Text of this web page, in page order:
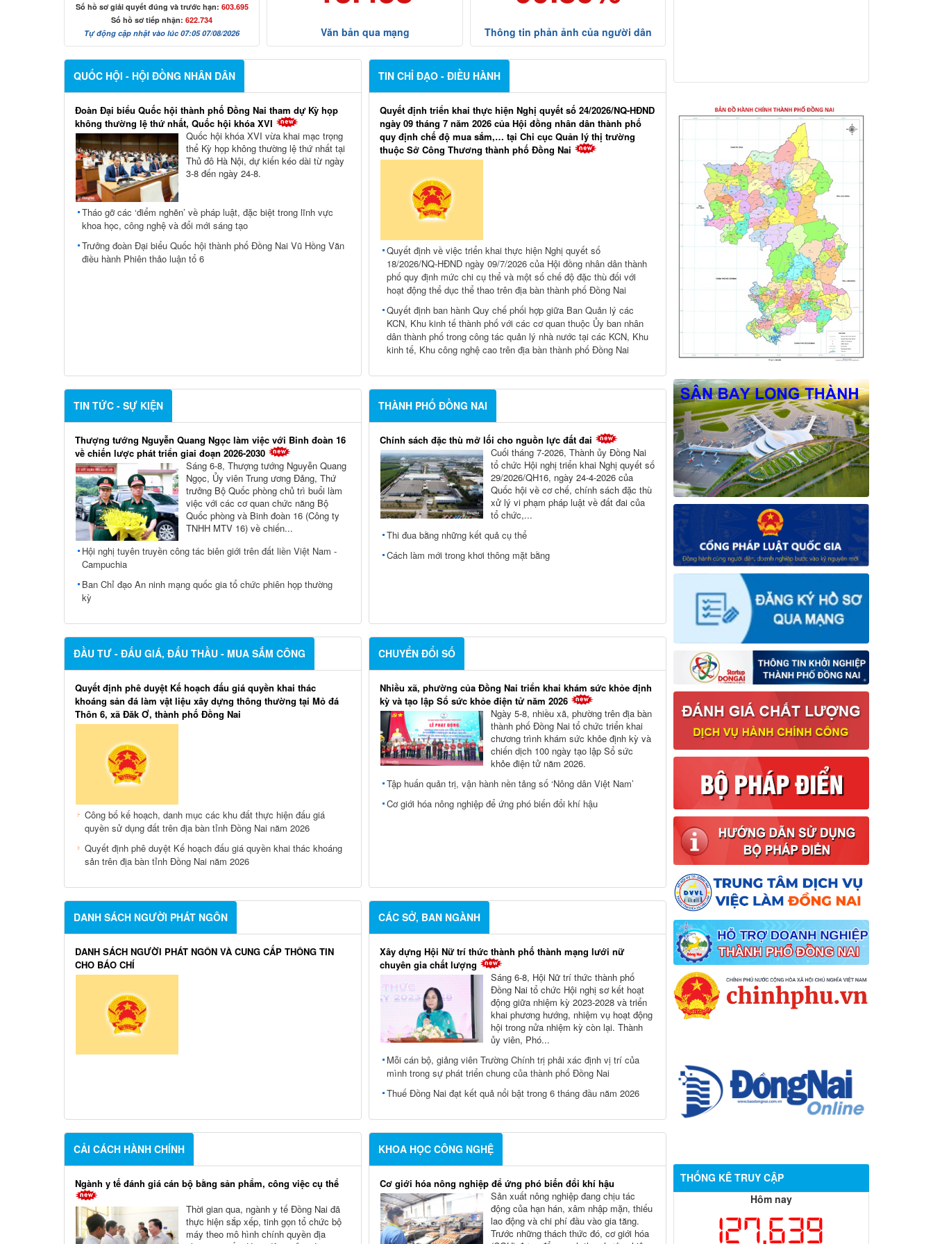
Số hồ sơ giải quyết đúng và trước hạn: 603.695
Số hồ sơ tiếp nhận:622.734
Tự động cập nhật vào lúc 07:05 07/08/2026
Văn bản qua mạng Thông tin phản ảnh của người dân
QUỐC HỘI - HỘI ĐỒNG NHÂN DÂN
Đoàn Đại biểu Quốc hội thành phố Đồng Nai tham dự Kỳ họp
không thường lệ thứ nhất, Quốc hội khóa XVI
Quốc hội khóa XVI vừa khai mạc trọng
thể Kỳ họp không thường lệ thứ nhất tại
Thủ đô Hà Nội, dự kiến kéo dài từ ngày
3-8 đến ngày 24-8.
Tháo gỡ các ‘điểm nghẽn’ về pháp luật, đặc biệt trong lĩnh vực
khoa học, công nghệ và đổi mới sáng tạo
Trưởng đoàn Đại biểu Quốc hội thành phố Đồng Nai Vũ Hồng Văn
điều hành Phiên thảo luận tổ 6
TIN CHỈ ĐẠO - ĐIỀU HÀNH
Quyết định triển khai thực hiện Nghị quyết số 24/2026/NQ-HĐND
ngày 09 tháng 7 năm 2026 của Hội đồng nhân dân thành phố
quy định chế độ mua sắm,… tại Chi cục Quản lý thị trường
thuộc Sở Công Thương thành phố Đồng Nai
Quyết định về việc triển khai thực hiện Nghị quyết số
18/2026/NQ-HĐND ngày 09/7/2026 của Hội đồng nhân dân thành
phố quy định mức chi cụ thể và một số chế độ đặc thù đối với
hoạt động thể dục thể thao trên địa bàn thành phố Đồng Nai
Quyết định ban hành Quy chế phối hợp giữa Ban Quản lý các
KCN, Khu kinh tế thành phố với các cơ quan thuộc Ủy ban nhân
dân thành phố trong công tác quản lý nhà nước tại các KCN, Khu
kinh tế, Khu công nghệ cao trên địa bàn thành phố Đồng Nai
TIN TỨC - SỰ KIỆN
Thượng tướng Nguyễn Quang Ngọc làm việc với Binh đoàn 16
về chiến lược phát triển giai đoạn 2026-2030
Sáng 6-8, Thượng tướng Nguyễn Quang
Ngọc, Ủy viên Trung ương Đảng, Thứ
trưởng Bộ Quốc phòng chủ trì buổi làm
việc với các cơ quan chức năng Bộ
Quốc phòng và Binh đoàn 16 (Công ty
TNHH MTV 16) về chiến...
Hội nghị tuyên truyền công tác biên giới trên đất liền Việt Nam -
Campuchia
Ban Chỉ đạo An ninh mạng quốc gia tổ chức phiên họp thường
kỳ
THÀNH PHỐ ĐỒNG NAI
Chính sách đặc thù mở lối cho nguồn lực đất đai
Cuối tháng 7-2026, Thành ủy Ðồng Nai
tổ chức Hội nghị triển khai Nghị quyết số
29/2026/QH16, ngày 24-4-2026 của
Quốc hội về cơ chế, chính sách đặc thù
xử lý vi phạm pháp luật về đất đai của
tổ chức,...
Thi đua bằng những kết quả cụ thể
Cách làm mới trong khơi thông mặt bằng
ĐẦU TƯ - ĐẤU GIÁ, ĐẤU THẦU - MUA SẮM CÔNG
Quyết định phê duyệt Kế hoạch đấu giá quyền khai thác
khoáng sản đá làm vật liệu xây dựng thông thường tại Mỏ đá
Thôn 6, xã Đăk Ơ, thành phố Đồng Nai
Công bố kế hoạch, danh mục các khu đất thực hiện đấu giá
quyền sử dụng đất trên địa bàn tỉnh Đồng Nai năm 2026
Quyết định phê duyệt Kế hoạch đấu giá quyền khai thác khoáng
sản trên địa bàn tỉnh Đồng Nai năm 2026
CHUYỂN ĐỔI SỐ
Nhiều xã, phường của Đồng Nai triển khai khám sức khỏe định
kỳ và tạo lập Sổ sức khỏe điện tử năm 2026
Ngày 5-8, nhiều xã, phường trên địa bàn
thành phố Đồng Nai tổ chức triển khai
chương trình khám sức khỏe định kỳ và
chiến dịch 100 ngày tạo lập Sổ sức
khỏe điện tử năm 2026.
Tập huấn quản trị, vận hành nền tảng số ‘Nông dân Việt Nam’
Cơ giới hóa nông nghiệp để ứng phó biến đổi khí hậu
DANH SÁCH NGƯỜI PHÁT NGÔN
DANH SÁCH NGƯỜI PHÁT NGÔN VÀ CUNG CẤP THÔNG TIN
CHO BÁO CHÍ
CÁC SỞ, BAN NGÀNH
Xây dựng Hội Nữ trí thức thành phố thành mạng lưới nữ
chuyên gia chất lượng
Sáng 6-8, Hội Nữ trí thức thành phố
Đồng Nai tổ chức Hội nghị sơ kết hoạt
động giữa nhiệm kỳ 2023-2028 và triển
khai phương hướng, nhiệm vụ hoạt động
hội trong nửa nhiệm kỳ còn lại. Thành
ủy viên, Phó...
Mỗi cán bộ, giảng viên Trường Chính trị phải xác định vị trí của
mình trong sự phát triển chung của thành phố Đồng Nai
Thuế Đồng Nai đạt kết quả nổi bật trong 6 tháng đầu năm 2026
CẢI CÁCH HÀNH CHÍNH
Ngành y tế đánh giá cán bộ bằng sản phẩm, công việc cụ thể
Thời gian qua, ngành y tế Đồng Nai đã
thực hiện sắp xếp, tinh gọn tổ chức bộ
máy theo mô hình chính quyền địa
KHOA HỌC CÔNG NGHỆ
Cơ giới hóa nông nghiệp để ứng phó biến đổi khí hậu
Sản xuất nông nghiệp đang chịu tác
động của hạn hán, xâm nhập mặn, thiếu
lao động và chi phí đầu vào gia tăng.
Trước những thách thức đó, cơ giới hóa
thành phố Đồng Nai
Hỗ trợ đăng tải thông tin hợp nhất,
thay đổi địa chỉ trụ sở làm việc
Công khai thông tin vi phạm pháp luật
trong lĩnh vực đất đai, tại phường Hố Nai
THỐNG KÊ TRUY CẬP
Hôm nay
127,639